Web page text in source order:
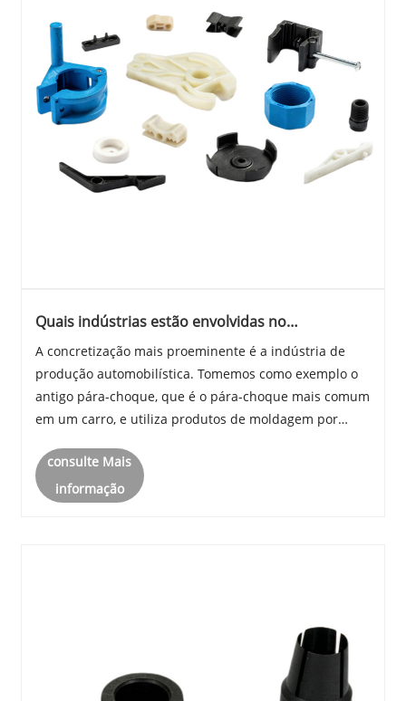
Quais indústrias estão envolvidas no
A concretização mais proeminente é a indústria de
produção automobilística. Tomemos como exemplo o
antigo pára-choque, que é o pára-choque mais comum
em um carro, e utiliza produtos de moldagem por
moldadas por injeção não são fortes.
consulte Mais
informação